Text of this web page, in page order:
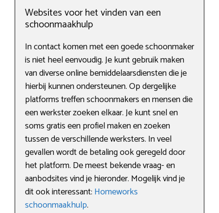
Websites voor het vinden van een
schoonmaakhulp
In contact komen met een goede schoonmaker
is niet heel eenvoudig. Je kunt gebruik maken
van diverse online bemiddelaarsdiensten die je
hierbij kunnen ondersteunen. Op dergelijke
platforms treffen schoonmakers en mensen die
een werkster zoeken elkaar. Je kunt snel en
soms gratis een profiel maken en zoeken
tussen de verschillende werksters. In veel
gevallen wordt de betaling ook geregeld door
het platform. De meest bekende vraag- en
aanbodsites vind je hieronder. Mogelijk vind je
dit ook interessant: Homeworks
schoonmaakhulp.